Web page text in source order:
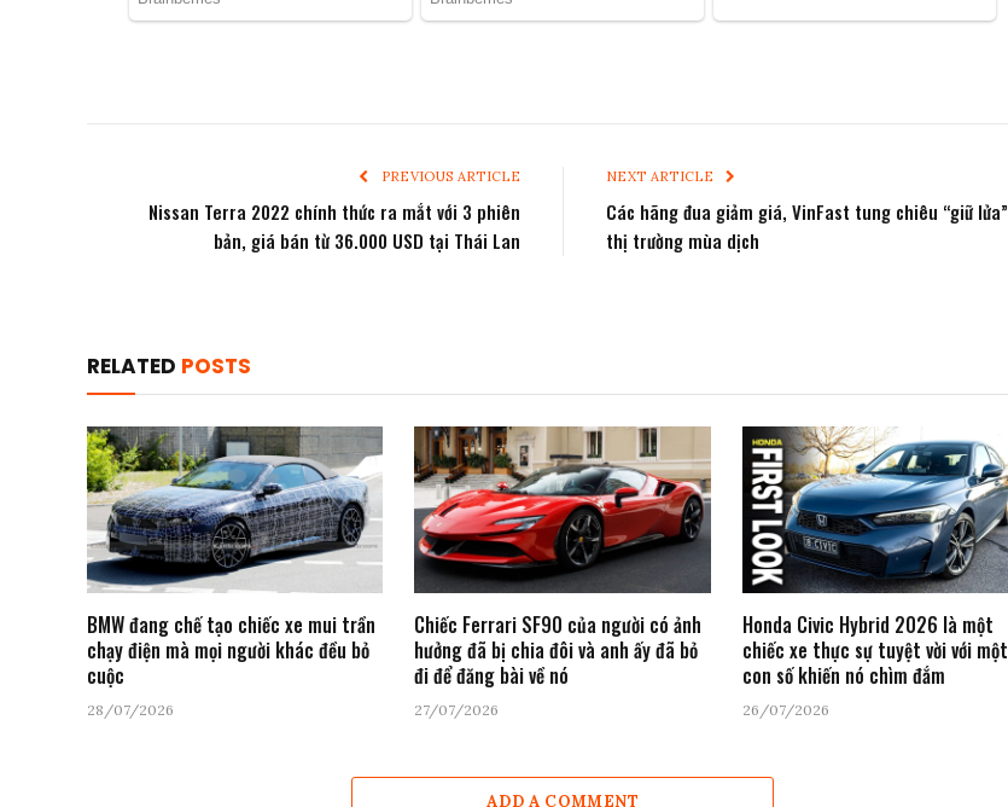
PREVIOUS ARTICLE
Nissan Terra 2022 chính thức ra mắt với 3 phiên
bản, giá bán từ 36.000 USD tại Thái Lan
NEXT ARTICLE
Các hãng đua giảm giá, VinFast tung chiêu “giữ lửa”
thị trường mùa dịch
RELATED POSTS
BMW đang chế tạo chiếc xe mui trần
chạy điện mà mọi người khác đều bỏ
cuộc
28/07/2026
Chiếc Ferrari SF90 của người có ảnh
hưởng đã bị chia đôi và anh ấy đã bỏ
đi để đăng bài về nó
27/07/2026
Honda Civic Hybrid 2026 là một
chiếc xe thực sự tuyệt vời với một
con số khiến nó chìm đắm
26/07/2026
ADD A COMMENT